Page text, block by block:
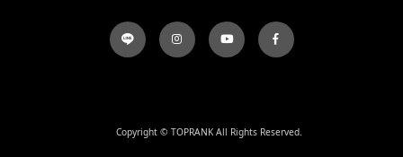
Copyright © TOPRANK All Rights Reserved.